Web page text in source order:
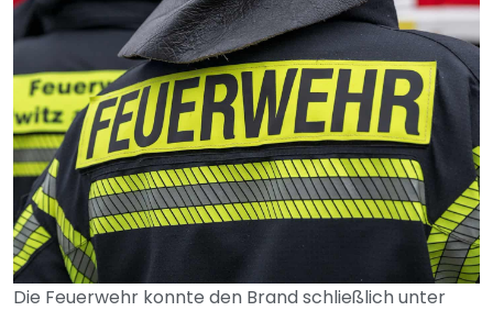
Die Feuerwehr konnte den Brand schließlich unter